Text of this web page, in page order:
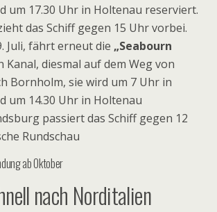
um 17.30 Uhr in Holtenau reserviert.
das Schiff gegen 15 Uhr vorbei.
Juli, fährt erneut die „Seabourn
Kanal, diesmal auf dem Weg von
Bornholm, sie wird um 7 Uhr in
um 14.30 Uhr in Holtenau
passiert das Schiff gegen 12
Rundschau
ab Oktober
nach Norditalien